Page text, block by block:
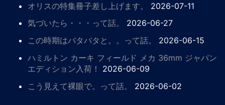
オリスの特集冊子差し上げます。
2026-07-11
気づいたら・・・って話。
2026-06-27
この時期はバタバタと。。って話。
2026-06-15
ハミルトン カーキ フィールド メカ 36mm ジャパン
エディション入荷！
2026-06-09
こう見えて裸眼で。って話。
2026-06-02